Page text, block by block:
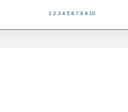
1 2 3 4 5 6 7 8 9 10